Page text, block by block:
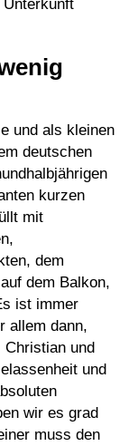
und als kleinen
deutschen
kurzen
mit
dem
dem Balkon,
ist immer
allem dann,
Christian und
und
wir es grad
muss den